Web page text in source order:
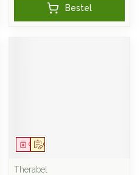
Bestel
Op voorschrift
Geneesmiddel
Therabel